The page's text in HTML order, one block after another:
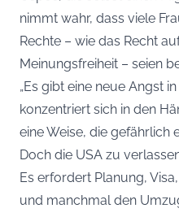
nimmt wahr, dass viele
Rechte – wie das Recht
Meinungsfreiheit – seien
„Es gibt eine neue Angst
konzentriert sich in den
eine Weise, die gefährlich
Doch die USA zu
Es erfordert Planung,
und manchmal den